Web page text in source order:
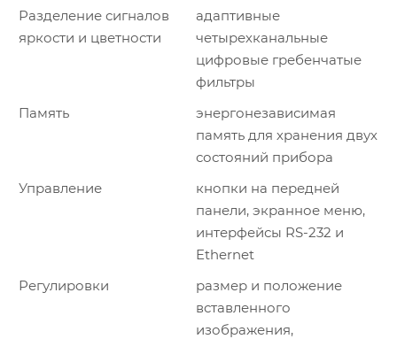
Разделение сигналов
яркости и цветности
адаптивные
четырехканальные
цифровые гребенчатые
фильтры
Память
энергонезависимая
память для хранения двух
состояний прибора
Управление
кнопки на передней
панели, экранное меню,
интерфейсы RS-232 и
Ethernet
Регулировки
размер и положение
вставленного
изображения,